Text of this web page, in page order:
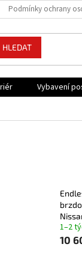
Podmínky ochrany
HLEDAT
Vybavení
1–2
10